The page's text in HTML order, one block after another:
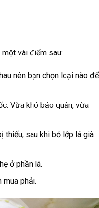
vài điểm sau:
nên bạn chọn loại nào để
Vừa khó bảo quản, vừa
thiếu, sau khi bỏ lớp lá già
ở phần lá.
mua phải.